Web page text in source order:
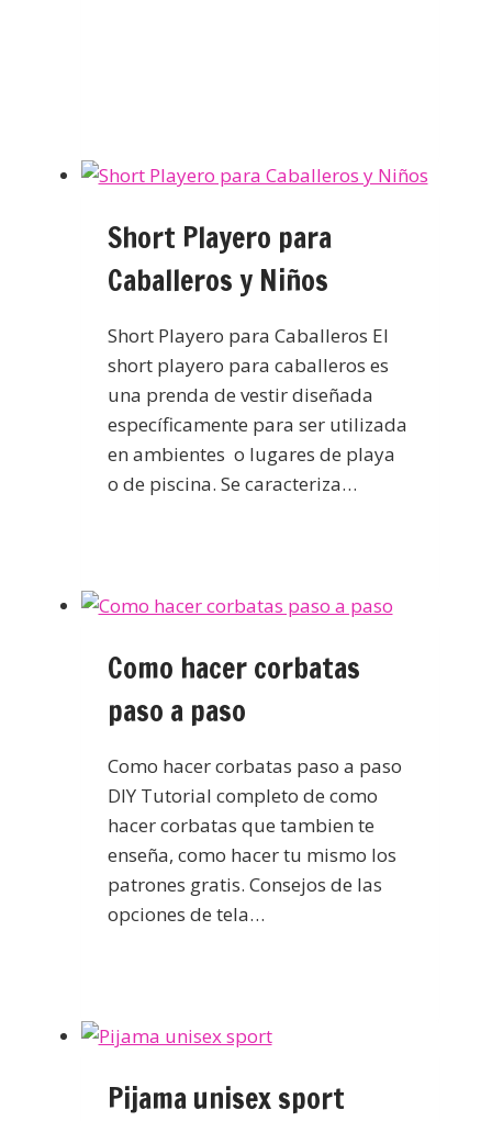
Short Playero para
Caballeros y Niños
Short Playero para Caballeros El
short playero para caballeros es
una prenda de vestir diseñada
específicamente para ser utilizada
en ambientes o lugares de playa
o de piscina. Se caracteriza…
Como hacer corbatas
paso a paso
Como hacer corbatas paso a paso
DIY Tutorial completo de como
hacer corbatas que tambien te
enseña, como hacer tu mismo los
patrones gratis. Consejos de las
opciones de tela…
Pijama unisex sport